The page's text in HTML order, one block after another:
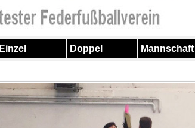
Einzel Doppel Mannschaft